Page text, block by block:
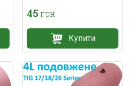
45 грн
Купити